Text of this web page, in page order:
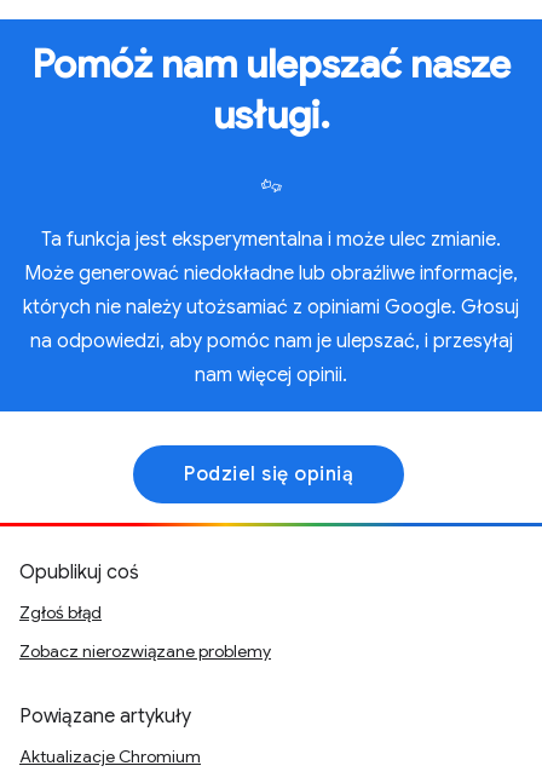
Pomóż nam ulepszać nasze
usługi.
Ta funkcja jest eksperymentalna i może ulec zmianie.
Może generować niedokładne lub obraźliwe informacje,
których nie należy utożsamiać z opiniami Google. Głosuj
na odpowiedzi, aby pomóc nam je ulepszać, i przesyłaj
nam więcej opinii.
Podziel się opinią
Opublikuj coś
Zgłoś błąd
Zobacz nierozwiązane problemy
Powiązane artykuły
Aktualizacje Chromium